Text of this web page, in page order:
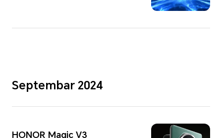
Septembar 2024
HONOR Magic V3